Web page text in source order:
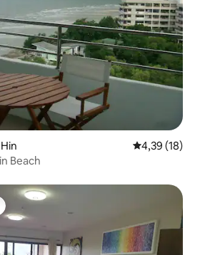
Gemiddelde
4,39 (18)
Beach